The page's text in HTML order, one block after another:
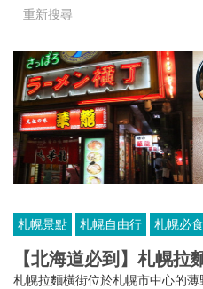
重新搜尋
札幌景點 札幌自由行 札幌必食
【北海道必到】札幌拉
札幌拉麵橫街位於札幌市中心的